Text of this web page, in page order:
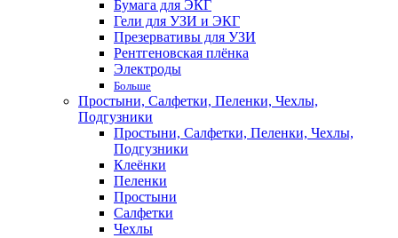
Бумага для ЭКГ
Гели для УЗИ и ЭКГ
Презервативы для УЗИ
Рентгеновская плёнка
Электроды
Больше
Простыни, Салфетки, Пеленки, Чехлы,
Подгузники
Простыни, Салфетки, Пеленки, Чехлы,
Подгузники
Клеёнки
Пеленки
Простыни
Салфетки
Чехлы